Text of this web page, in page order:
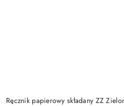
Ręcznik papierowy składany ZZ